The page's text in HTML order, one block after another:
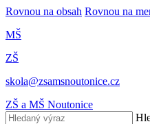
Rovnou na obsah Rovnou na
MŠ
ZŠ
skola@zsamsnoutonice.cz
ZŠ a MŠ Noutonice